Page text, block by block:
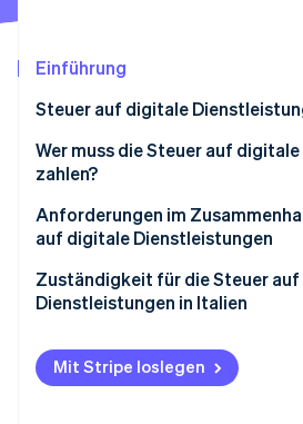
Erfahren Sie, wie
Einführung
Steuer auf digitale
Was ist die italienische Steuer
Dienstleistungen?
So wird die Steuer auf digitale
berechnet
Wer muss die Steuer auf
zahlen?
Ausnahmen von der Steuer auf
Dienstleistungen
Anforderungen im
auf digitale Dienstleistungen
Jährliche Erklärung
Fristen und Zahlungsmethoden
digitale Dienstleistungen
Steuercodes für die Zahlung der
Zuständigkeit für die Steuer
Dienstleistungen in Italien
Mit Stripe loslegen